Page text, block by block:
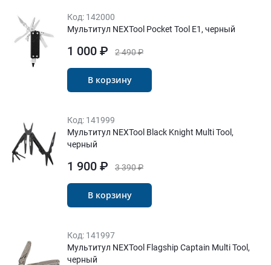
Код: 142000
Мультитул NEXTool Pocket Tool E1, черный
2 490 ₽
1 000 ₽
В корзину
Код: 141999
Мультитул NEXTool Black Knight Multi Tool,
черный
3 390 ₽
1 900 ₽
В корзину
Код: 141997
Мультитул NEXTool Flagship Captain Multi Tool,
черный